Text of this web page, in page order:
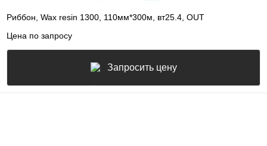
Риббон, Wax resin 1300, 110мм*300м, вт25.4, OUT
Цена по запросу
Запросить цену